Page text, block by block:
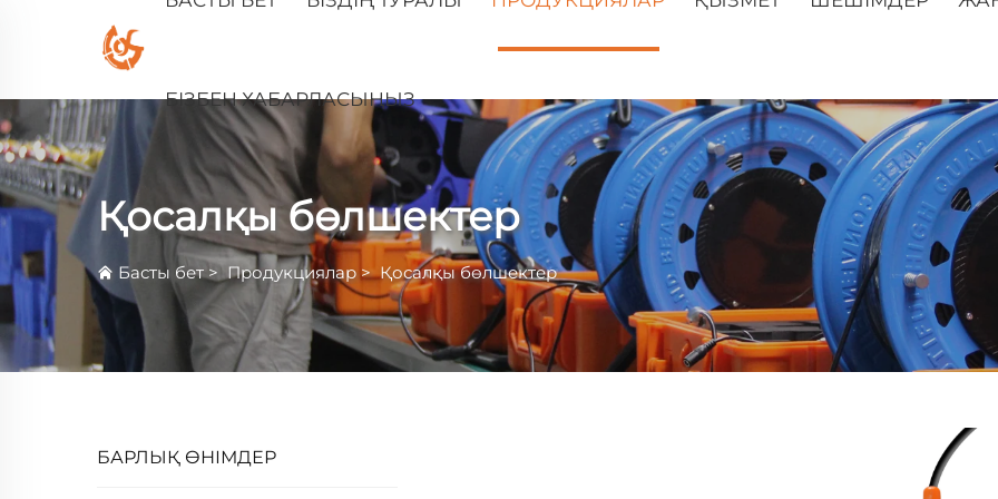
БІЗБЕН ХАБАРЛАСЫҢЫЗ
Қосалқы бөлшектер
Басты бет >Продукциялар >Қосалқы бөлшектер
БАРЛЫҚ ӨНІМДЕР